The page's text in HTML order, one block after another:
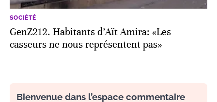
SOCIÉTÉ
GenZ212. Habitants d’Aït Amira: «Les
casseurs ne nous représentent pas»
Bienvenue dans l’espace commentaire